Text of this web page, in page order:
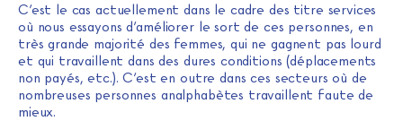
C’est le cas actuellement dans le cadre des titre services
où nous essayons d’améliorer le sort de ces personnes, en
très grande majorité des femmes, qui ne gagnent pas lourd
et qui travaillent dans des dures conditions (déplacements
non payés, etc.). C’est en outre dans ces secteurs où de
nombreuses personnes analphabètes travaillent faute de
mieux.